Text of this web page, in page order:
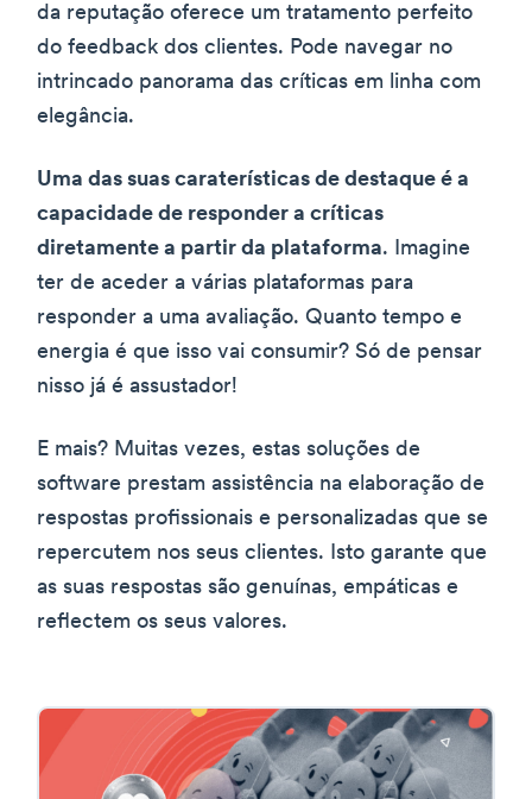
da reputação oferece um tratamento perfeito
do feedback dos clientes. Pode navegar no
intrincado panorama das críticas em linha com
elegância.
Uma das suas caraterísticas de destaque é a
capacidade de responder a críticas
diretamente a partir da plataforma. Imagine
ter de aceder a várias plataformas para
responder a uma avaliação. Quanto tempo e
energia é que isso vai consumir? Só de pensar
nisso já é assustador!
E mais? Muitas vezes, estas soluções de
software prestam assistência na elaboração de
respostas profissionais e personalizadas que se
repercutem nos seus clientes. Isto garante que
as suas respostas são genuínas, empáticas e
reflectem os seus valores.